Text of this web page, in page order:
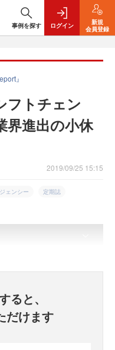
事例を探す ログイン
新規
会員登録
』
フトチェン
進出の小休
2019/09/25 15:15
ェンシー 定期誌
ると、
だけます